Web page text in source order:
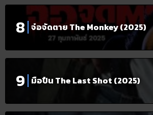
จ๋อจัดตาย The Monkey (2025)
มือปืน The Last Shot (2025)